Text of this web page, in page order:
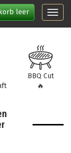
leer
BBQ Cut
🔥